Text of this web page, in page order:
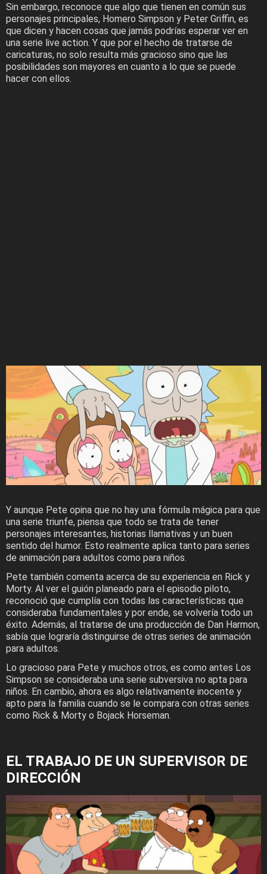
Sin embargo, reconoce que algo que tienen en común sus
personajes principales, Homero Simpson y Peter Griffin, es
que dicen y hacen cosas que jamás podrías esperar ver en
una serie live action. Y que por el hecho de tratarse de
caricaturas, no solo resulta más gracioso sino que las
posibilidades son mayores en cuanto a lo que se puede
hacer con ellos.
Y aunque Pete opina que no hay una fórmula mágica para que
una serie triunfe, piensa que todo se trata de tener
personajes interesantes, historias llamativas y un buen
sentido del humor. Esto realmente aplica tanto para series
de animación para adultos como para niños.
Pete también comenta acerca de su experiencia en Rick y
Morty. Al ver el guión planeado para el episodio piloto,
reconoció que cumplía con todas las características que
consideraba fundamentales y por ende, se volvería todo un
éxito. Además, al tratarse de una producción de Dan Harmon,
sabía que lograría distinguirse de otras series de animación
para adultos.
Lo gracioso para Pete y muchos otros, es como antes Los
Simpson se consideraba una serie subversiva no apta para
niños. En cambio, ahora es algo relativamente inocente y
apto para la familia cuando se le compara con otras series
como Rick & Morty o Bojack Horseman.
EL TRABAJO DE UN SUPERVISOR DE
DIRECCIÓN